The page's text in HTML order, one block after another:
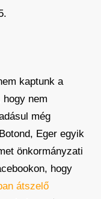
kaptunk a
nem
még
Eger egyik
önkormányzati
hogy
átszelő